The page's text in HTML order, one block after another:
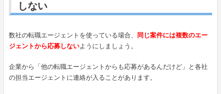
しない
数社の転職エージェントを使っている場合、
同じ案件には複数のエー
ジェントから応募しないようにしましょう。
企業から「他の転職エージェントからも応募があるんだけど」と各社
の担当エージェントに連絡が入ることがあります。